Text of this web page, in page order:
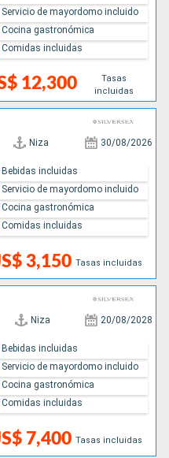
12,300
Tasas
incluidas
Servicio de mayordomo incluido
Cocina gastronómica
Comidas incluidas
Niza 30/08/2026
3,150 Tasas incluidas
Bebidas incluidas
Servicio de mayordomo incluido
Cocina gastronómica
Comidas incluidas
Niza 20/08/2028
7,400 Tasas incluidas
Bebidas incluidas
Servicio de mayordomo incluido
Cocina gastronómica
Comidas incluidas